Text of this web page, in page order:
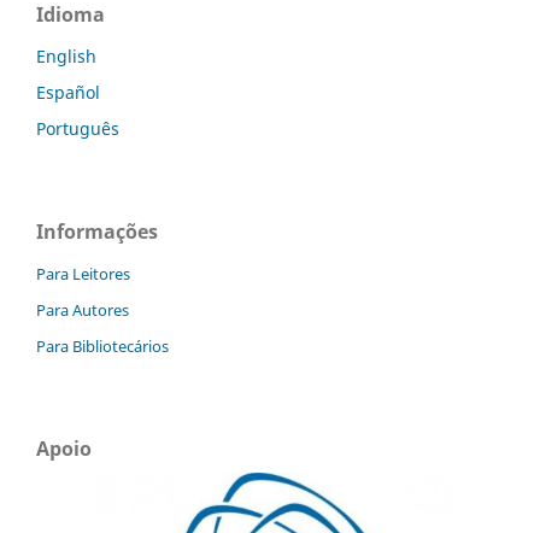
Idioma
English
Español
Português
Informações
Para Leitores
Para Autores
Para Bibliotecários
Apoio